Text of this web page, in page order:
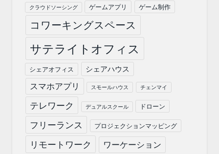
クラウドソーシング ゲームアプリ ゲーム制作
コワーキングスペース
サテライトオフィス
シェアオフィス シェアハウス
スマホアプリ スモールハウス チェンマイ
テレワーク デュアルスクール ドローン
フリーランス プロジェクションマッピング
リモートワーク ワーケーション